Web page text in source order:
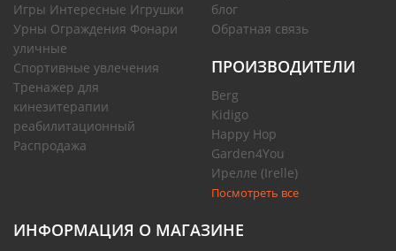
Игры Интересные Игрушки
Урны Ограждения Фонари
уличные
Спортивные увлечения
Тренажер для
кинезитерапии
реабилитационный
Распродажа
блог
Обратная связь
ПРОИЗВОДИТЕЛИ
Berg
Kidigo
Happy Hop
Garden4You
Ирелле (Irelle)
Посмотреть все
ИНФОРМАЦИЯ О МАГАЗИНЕ